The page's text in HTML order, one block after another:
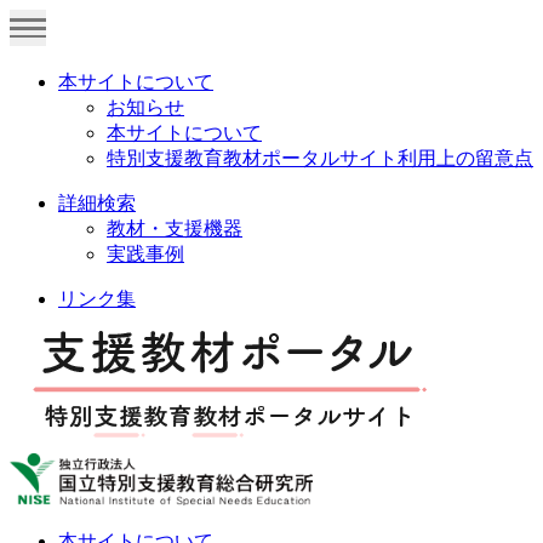
本サイトについて
お知らせ
本サイトについて
特別支援教育教材ポータルサイト利用上の留意点
詳細検索
教材・支援機器
実践事例
リンク集